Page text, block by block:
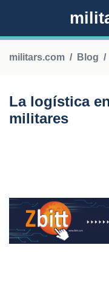
militars.com Blog
La logística
militares